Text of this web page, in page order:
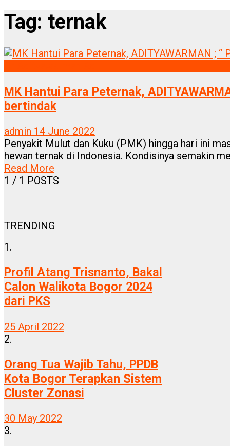
Tag: ternak
MK Hantui Para Peternak,
bertindak
admin 14 June 2022
Penyakit Mulut dan Kuku (PMK) hingga hari ini
hewan ternak di Indonesia. Kondisinya semakin
Read More
1 / 1 POSTS
TRENDING
1.
Profil Atang Trisnanto, Bakal
Calon Walikota Bogor 2024
dari PKS
25 April 2022
2.
Orang Tua Wajib Tahu, PPDB
Kota Bogor Terapkan Sistem
Cluster Zonasi
30 May 2022
3.